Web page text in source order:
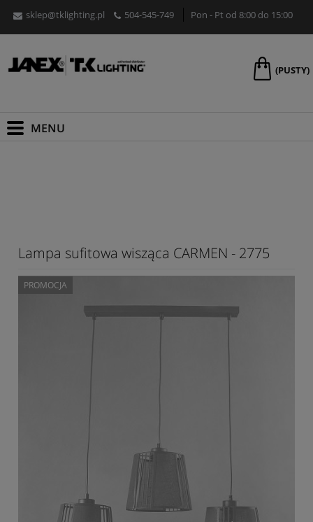
sklep@tklighting.pl 504-545-749 Pon - Pt od 8:00 do 15:00
(PUSTY)
Lampa sufitowa wisząca CARMEN - 2775
PROMOCJA